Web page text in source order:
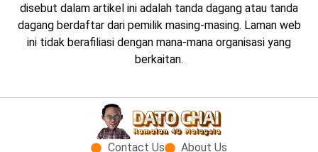
disebut dalam artikel ini adalah tanda dagang atau tanda
dagang berdaftar dari pemilik masing-masing. Laman web
ini tidak berafiliasi dengan mana-mana organisasi yang
berkaitan.
Contact Us About Us